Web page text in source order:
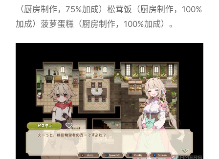
（厨房制作，75%加成）松茸饭（厨房制作，100%
加成）菠萝蛋糕（厨房制作，100%加成）。